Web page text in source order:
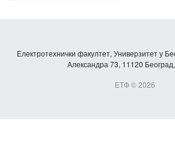
Електротехнички факултет, Универзитет у
Александра 73, 11120
ЕТФ © 2026